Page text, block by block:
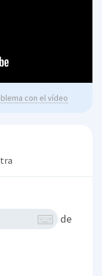
con el vídeo
de